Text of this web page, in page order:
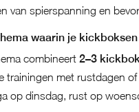
van spierspanning en
waarin je
combineert 2–3
trainingen met rustdagen
op dinsdag, rust op